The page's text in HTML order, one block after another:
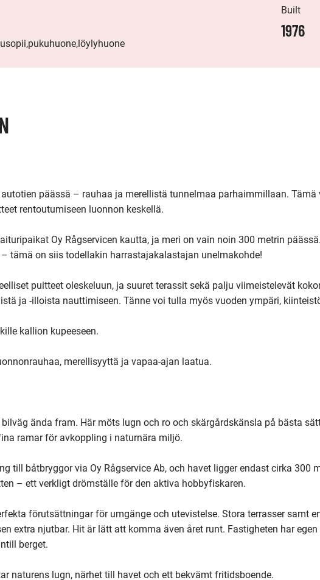
Built
1976
päässä – rauhaa ja merellistä tunnelmaa parhaimmillaan. Tämä
rentoutumiseen luonnon keskellä.
Oy Rågservicen kautta, ja meri on vain noin 300 metrin päässä.
tämä on siis todellakin harrastajakalastajan unelmakohde!
puitteet oleskeluun, ja suuret terassit sekä palju viimeistelevät
ja -illoista nauttimiseen. Tänne voi tulla myös vuoden ympäri,
kallion kupeeseen.
merellisyyttä ja vapaa-ajan laatua.
ända fram. Här möts lugn och ro och skärgårdskänsla på bästa
ramar för avkoppling i naturnära miljö.
till båtbryggor via Oy Rågservice Ab, och havet ligger endast cirka 300
– ett verkligt drömställe för den aktiva hobbyfiskaren.
förutsättningar för umgänge och utevistelse. Stora terrasser samt
extra njutbar. Hit är lätt att komma även året runt. Fastigheten har egen
berget.
naturens lugn, närhet till havet och ett bekvämt fritidsboende.